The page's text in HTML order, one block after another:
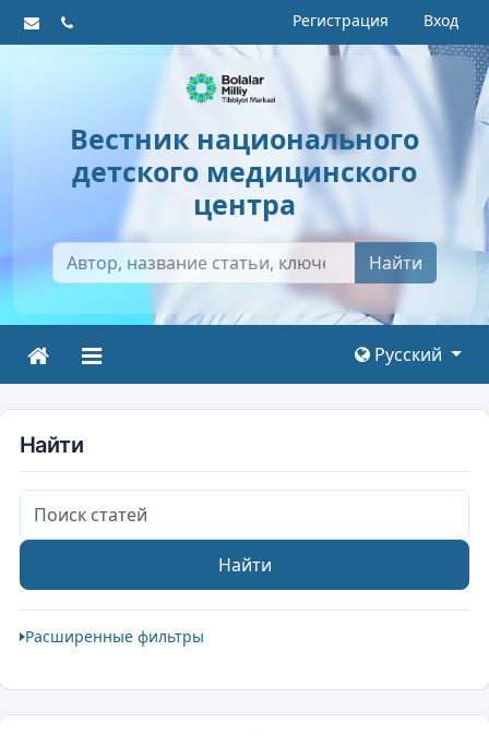
Регистрация Вход
Вестник национального
детского медицинского
центра
Найти
Русский
Найти
Поиск статей
Найти
Расширенные фильтры